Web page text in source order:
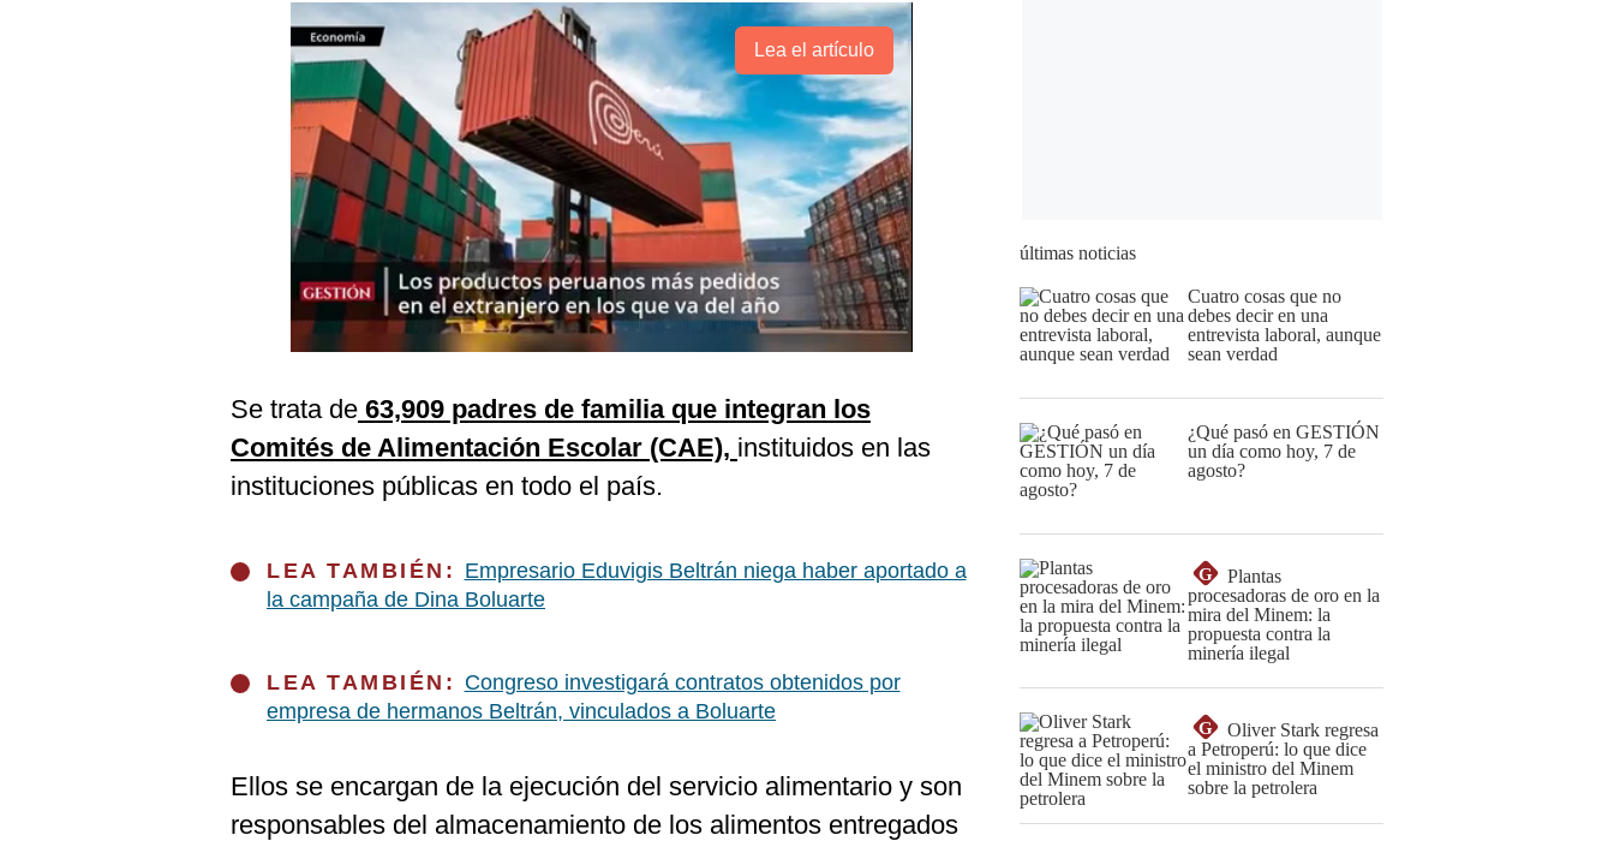
Lea el artículo
Se trata de 63,909 padres de familia que integran los
Comités de Alimentación Escolar (CAE), instituidos en las
instituciones públicas en todo el país.
LEA TAMBIÉN: Empresario Eduvigis Beltrán niega haber aportado a
la campaña de Dina Boluarte
LEA TAMBIÉN: Congreso investigará contratos obtenidos por
empresa de hermanos Beltrán, vinculados a Boluarte
Ellos se encargan de la ejecución del servicio alimentario y son
responsables del almacenamiento de los alimentos entregados
últimas noticias
Cuatro cosas que no
debes decir en una
entrevista laboral, aunque
sean verdad
¿Qué pasó en GESTIÓN
un día como hoy, 7 de
agosto?
G
Plantas
procesadoras de oro en la
mira del Minem: la
propuesta contra la
minería ilegal
G
Oliver Stark regresa
a Petroperú: lo que dice
el ministro del Minem
sobre la petrolera